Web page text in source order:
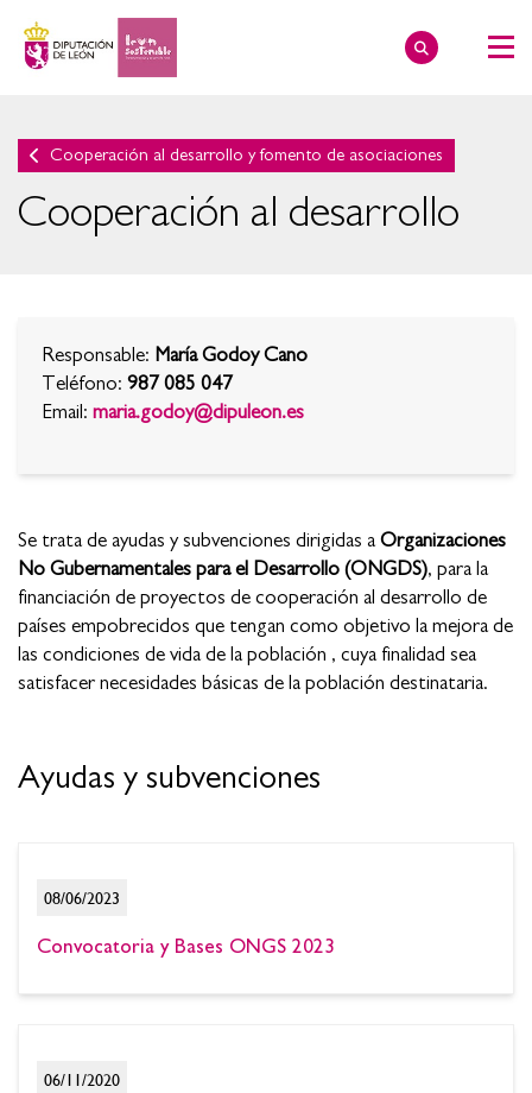
Cooperación al desarrollo y fomento de asociaciones
Cooperación al desarrollo
Responsable: María Godoy Cano
Teléfono: 987 085 047
Email: maria.godoy@dipuleon.es
Se trata de ayudas y subvenciones dirigidas aOrganizaciones
No Gubernamentales para el Desarrollo (ONGDS), para la
financiación de proyectos de cooperación al desarrollo de
países empobrecidos que tengan como objetivo la mejora de
las condiciones de vida de la población , cuya finalidad sea
satisfacer necesidades básicas de la población destinataria.
Ayudas y subvenciones
08/06/2023
Convocatoria y Bases ONGS 2023
06/11/2020